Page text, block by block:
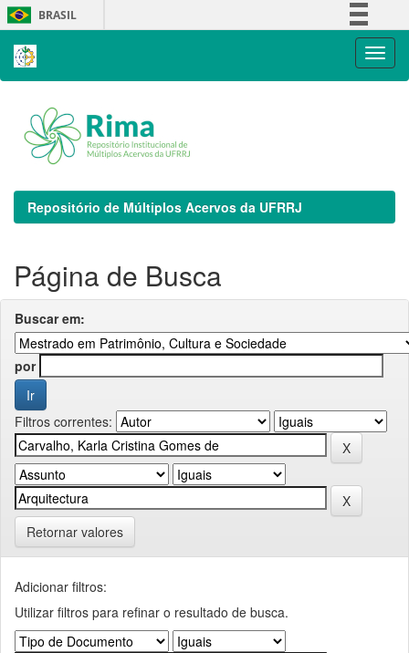
Skip
navigation
BRASIL
Repositório de Múltiplos Acervos da UFRRJ
Página de Busca
Buscar em:
por
Filtros correntes:
Retornar valores
Adicionar filtros:
Utilizar filtros para refinar o resultado de busca.